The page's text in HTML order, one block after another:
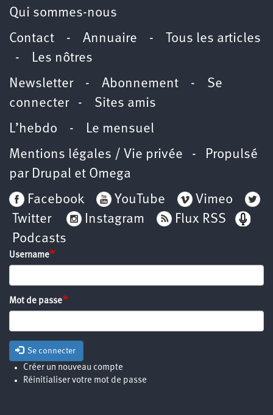
Qui sommes-nous
Contact - Annuaire -
Tous les articles
- Les nôtres
Newsletter- Abonnement - Se
connecter- Sites amis
L’hebdo - Le mensuel
Mentions légales / Vie privée - Propulsé
par Drupal et Omega
Facebook
YouTube
Vimeo
Twitter
Instagram
Flux RSS
Podcasts
Username
Mot de passe
Se connecter
Créer un nouveau compte
Réinitialiser votre mot de passe